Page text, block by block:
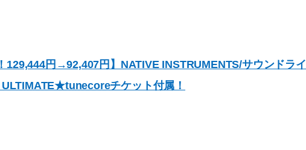
129,444円→92,407円】NATIVE INSTRUMENTS/サウンドライ
チケット付属！